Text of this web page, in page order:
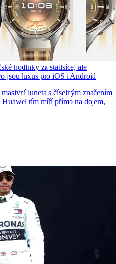
hodinky za statisíce, ale
jsou luxus pro iOS i Android
luneta s číselným značením
tím míří přímo na dojem,